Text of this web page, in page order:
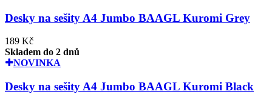
Desky na sešity A4 Jumbo BAAGL Kuromi Grey
189 Kč
Skladem do 2 dnů
NOVINKA
Desky na sešity A4 Jumbo BAAGL Kuromi Black